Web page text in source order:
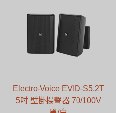
Electro-Voice EVID-S5.2T
5吋 壁掛揚聲器 70/100V